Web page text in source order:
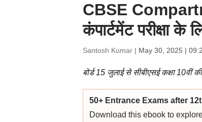
CBSE
कंपार्टमेंट
Santosh Kumar | May 30, 2025 |
बोर्ड 15 जुलाई से सीबीएसई कक्षा 10वीं
50+ Entrance Exams after
Download this ebook to